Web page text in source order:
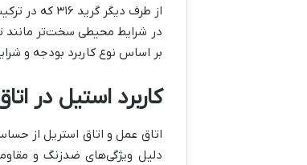
در شرایط محیطی سخت‌تر مانند
بر اساس نوع کاربرد بودجه و
کاربرد استیل در
اتاق عمل و اتاق استریل از
دلیل ویژگی‌های ضدزنگ و